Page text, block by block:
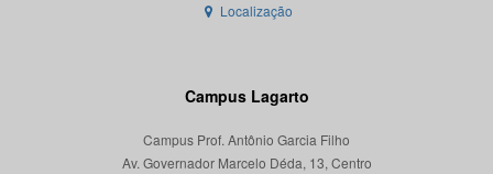
Localização
Campus Lagarto
Campus Prof. Antônio Garcia Filho
Av. Governador Marcelo Déda, 13, Centro